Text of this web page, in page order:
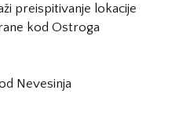
preispitivanje lokacije
kod Ostroga
Nevesinja